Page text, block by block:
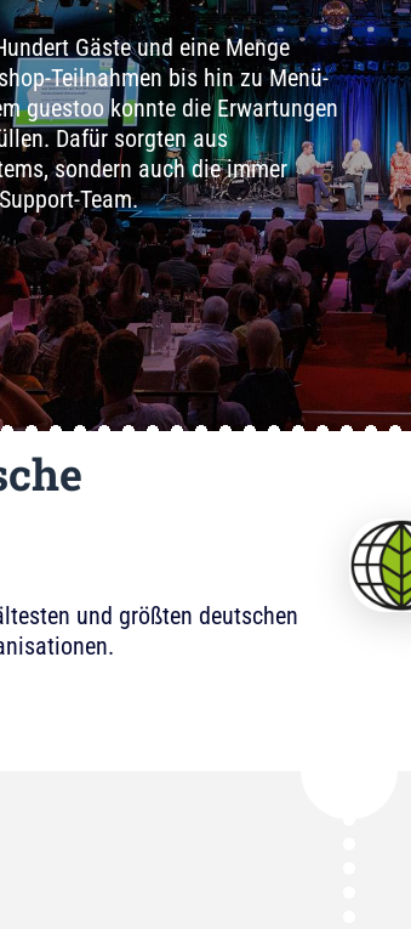
Gäste und eine Menge
Teilnahmen bis hin zu Menü-
guestoo konnte die Erwartungen
Dafür sorgten aus
sondern auch die immer
Team.
und größten deutschen